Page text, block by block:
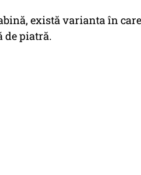
există varianta în
de piatră.